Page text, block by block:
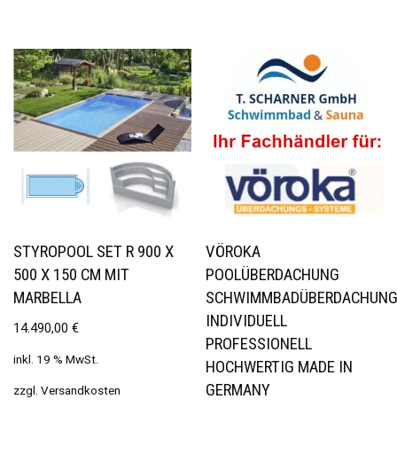
STYROPOOL SET R 900 X
500 X 150 CM MIT
MARBELLA
14.490,00 €
inkl. 19 % MwSt.
zzgl. Versandkosten
VÖROKA
POOLÜBERDACHUNG
INDIVIDUELL
PROFESSIONELL
HOCHWERTIG MADE IN
GERMANY